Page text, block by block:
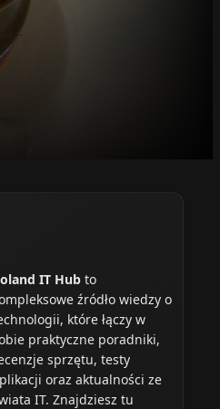
IT Hub to
źródło wiedzy o
które łączy w
praktyczne poradniki,
sprzętu, testy
oraz aktualności ze
IT. Znajdziesz tu